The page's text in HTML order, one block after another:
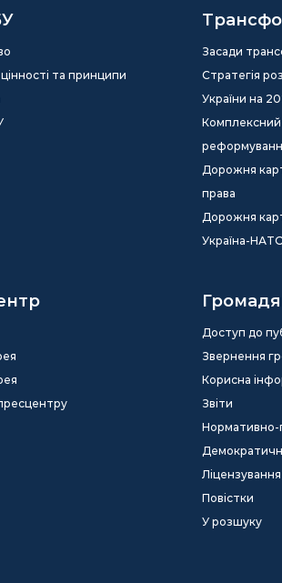
цінності та принципи
Засади
Стратегія
України на
Комплексний
Дорожня
права
Дорожня
Україна-
Доступ до
Звернення
Корисна
Звіти
Нормативно-
Ліцензування
Повістки
У розшуку